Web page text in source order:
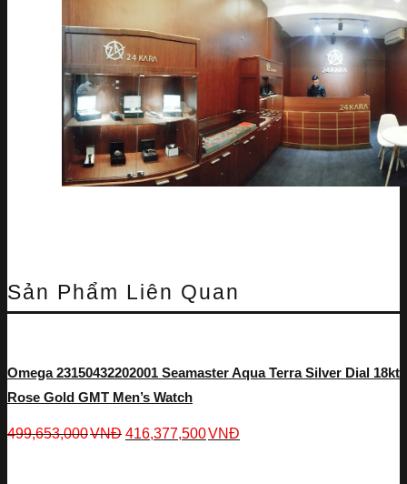
Sản Phẩm Liên Quan
Omega 23150432202001 Seamaster Aqua Terra Silver Dial 18kt
Rose Gold GMT Men’s Watch
499,653,000VNĐ 416,377,500VNĐ